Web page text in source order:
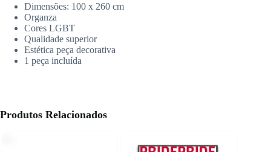
Dimensões: 100 x 260 cm
Organza
Cores LGBT
Qualidade superior
Estética peça decorativa
1 peça incluída
Produtos Relacionados